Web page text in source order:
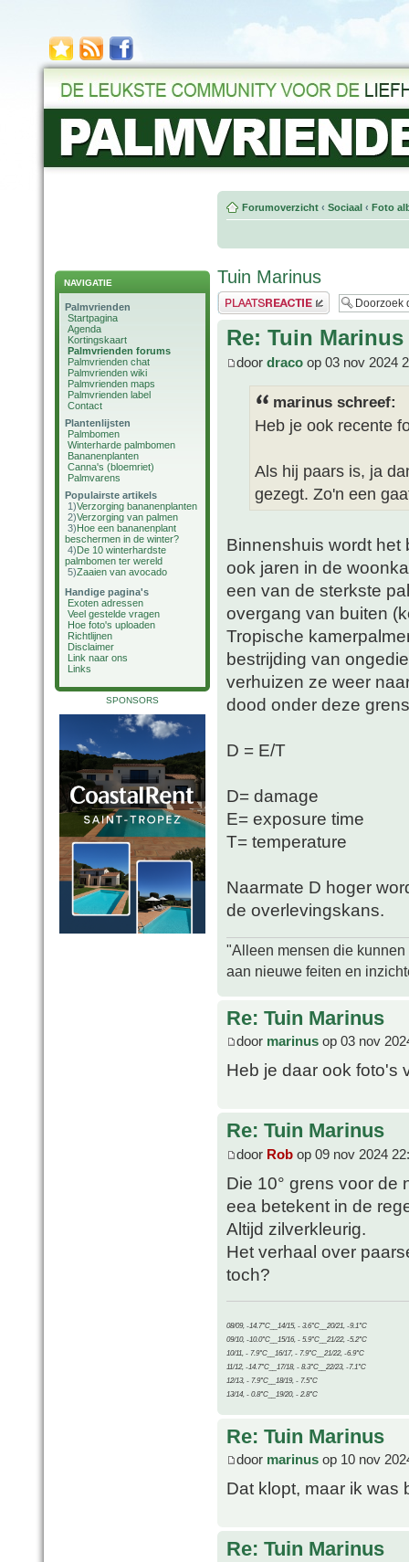
NAVIGATIE
Palmvrienden
Startpagina
Agenda
Kortingskaart
Palmvrienden forums
Palmvrienden chat
Palmvrienden wiki
Palmvrienden maps
Palmvrienden label
Contact
Plantenlijsten
Palmbomen
Winterharde palmbomen
Bananenplanten
Canna's (bloemriet)
Palmvarens
Populairste artikels
1)Verzorging bananenplanten
2)Verzorging van palmen
3)Hoe een bananenplant
beschermen in de winter?
4)De 10 winterhardste
palmbomen ter wereld
5)Zaaien van avocado
Handige pagina's
Exoten adressen
Veel gestelde vragen
Hoe foto's uploaden
Richtlijnen
Disclaimer
Link naar ons
Links
SPONSORS
Forumoverzicht ‹ Sociaal ‹ Foto
Tuin Marinus
Plaats een reactie
Re: Tuin Marinus
door draco op 03 nov 2024
marinus schreef:
Heb je ook recente
Als hij paars is, ja
gezegt. Zo'n een
Binnenshuis wordt het
ook jaren in de
een van de sterkste
overgang van buiten
Tropische
bestrijding van
verhuizen ze weer
dood onder deze
D = E/T
D= damage
E= exposure time
T= temperature
Naarmate D hoger
de overlevingskans.
"Alleen mensen die
aan nieuwe feiten en
Re: Tuin Marinus
door marinus op 03 nov
Heb je daar ook foto's
Re: Tuin Marinus
door Rob op 09 nov 2024
Die 10° grens voor de
eea betekent in de
Altijd zilverkleurig.
Het verhaal over
toch?
08/09, -14.7°C__14/15, - 3.6°C__20/21, -9.1°C
09/10, -10.0°C__15/16, - 5.9°C__21/22, -5.2°C
10/11, - 7.9°C__16/17, - 7.9°C__21/22, -6.9°C
11/12, -14.7°C__17/18, - 8.3°C__22/23, -7.1°C
12/13, - 7.9°C__18/19, - 7.5°C
13/14, - 0.8°C__19/20, - 2.8°C
Re: Tuin Marinus
door marinus op 10 nov
Dat klopt, maar ik was
Re: Tuin Marinus